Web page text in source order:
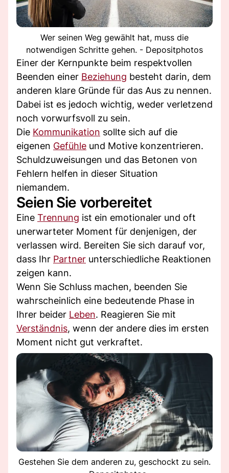
Wer seinen Weg gewählt hat, muss die
notwendigen Schritte gehen. - Depositphotos
Einer der Kernpunkte beim respektvollen
Beenden einer Beziehung besteht darin, dem
anderen klare Gründe für das Aus zu nennen.
Dabei ist es jedoch wichtig, weder verletzend
noch vorwurfsvoll zu sein.
Die Kommunikation sollte sich auf die
eigenen Gefühle und Motive konzentrieren.
Schuldzuweisungen und das Betonen von
Fehlern helfen in dieser Situation
niemandem.
Seien Sie vorbereitet
Eine Trennung ist ein emotionaler und oft
unerwarteter Moment für denjenigen, der
verlassen wird. Bereiten Sie sich darauf vor,
dass Ihr Partner unterschiedliche Reaktionen
zeigen kann.
Wenn Sie Schluss machen, beenden Sie
wahrscheinlich eine bedeutende Phase in
Ihrer beider Leben. Reagieren Sie mit
Verständnis, wenn der andere dies im ersten
Moment nicht gut verkraftet.
Gestehen Sie dem anderen zu, geschockt zu sein.